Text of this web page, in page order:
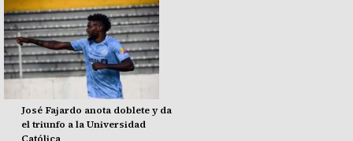
José Fajardo anota doblete y da
el triunfo a la Universidad